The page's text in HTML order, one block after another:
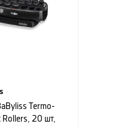
Termo-
Rollers, 20 шт,